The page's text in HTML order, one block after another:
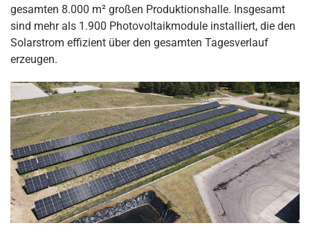
gesamten 8.000 m² großen Produktionshalle. Insgesamt
sind mehr als 1.900 Photovoltaikmodule installiert, die den
Solarstrom effizient über den gesamten Tagesverlauf
erzeugen.